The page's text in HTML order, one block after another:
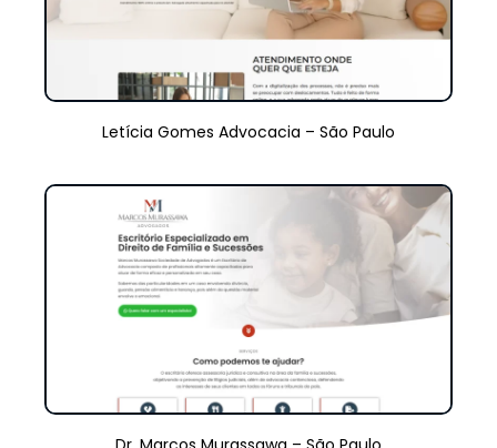
Letícia Gomes Advocacia – São Paulo